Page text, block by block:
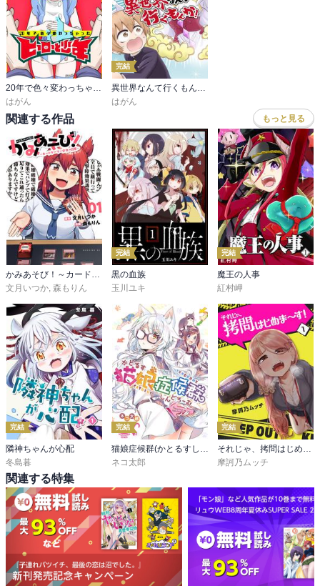
20年で色々変わっちゃったヒーローと少年
はがん
完結
異世界なんて行くもんか！
はがん
関連する作品 もっと見る
文月いつか 森もりん
完結
黒の血族
玉川ユキ
完結
魔王の人事
紅村岬
完結
隣神ちゃんが心配
冬島暮
完結
猫娘症候群(かとるすしんどろーむ)【GANMA!版】
ネコ太郎
完結
それじゃ、拷問はじめま～す！
摩訶乃ムッチ
関連する特集